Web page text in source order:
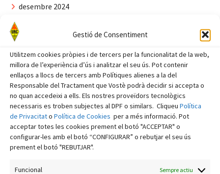
Gestió de Consentiment
Utilitzem cookies pròpies i de tercers per la funcionalitat de la web,
millora de l’experiència d’ús i analitzar el seu ús. Pot contenir
enllaços a llocs de tercers amb Polítiques alienes a la del
Responsable del Tractament que Vostè podrà decidir si accepta o
no quan accedeixi a ells. Els nostres proveïdors tecnològics
necessaris es troben subjectes al DPF o similars. Cliqueu Política
de Privacitato Política de Cookies per a més informació. Pot
acceptar totes les cookies prement el botó "ACCEPTAR" o
configurar-les amb el botó “CONFIGURAR” o rebutjar el seu ús
prement el botó "REBUTJAR".
Funcional Sempre actiu
desembre 2024
setembre 2024
agost 2024
juliol 2024
juny 2024
maig 2024
abril 2024